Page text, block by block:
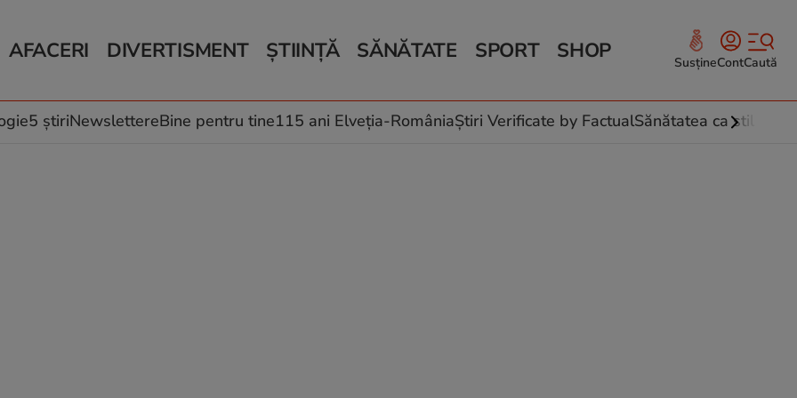
AFACERI
Auto
Locuri de muncă
DIVERTISMENT
Horoscop
Muzică și Filme
ȘTIINȚĂ
Schimbări climatice
SĂNĂTATE
Relații
Rețete culinare
SPORT SHOP SusțineContCaută
5 știriNewslettereBine pentru tine115 ani Elveția-RomâniaȘtiri Verificate by FactualSănătatea ca stil de